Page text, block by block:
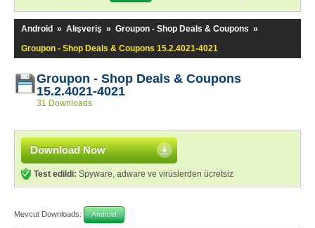
Android » Alışveriş » Groupon - Shop Deals & Coupons »
Groupon - Shop Deals & Coupons 15.2.4021-4021
Groupon - Shop Deals & Coupons
15.2.4021-4021
31 Downloads
Download Now
Test edildi: Spyware, adware ve virüslerden ücretsiz
Mevcut Downloads: Android